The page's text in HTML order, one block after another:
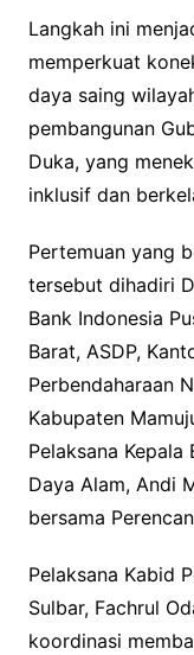
Langkah ini
memperkuat
daya saing
pembangunan
Duka, yang
inklusif dan
Pertemuan yang
tersebut dihadiri
Bank Indonesia
Barat, ASDP,
Perbendaharaan
Kabupaten
Pelaksana
Daya Alam, Andi
bersama
Pelaksana Kabid
Sulbar, Fachrul
koordinasi